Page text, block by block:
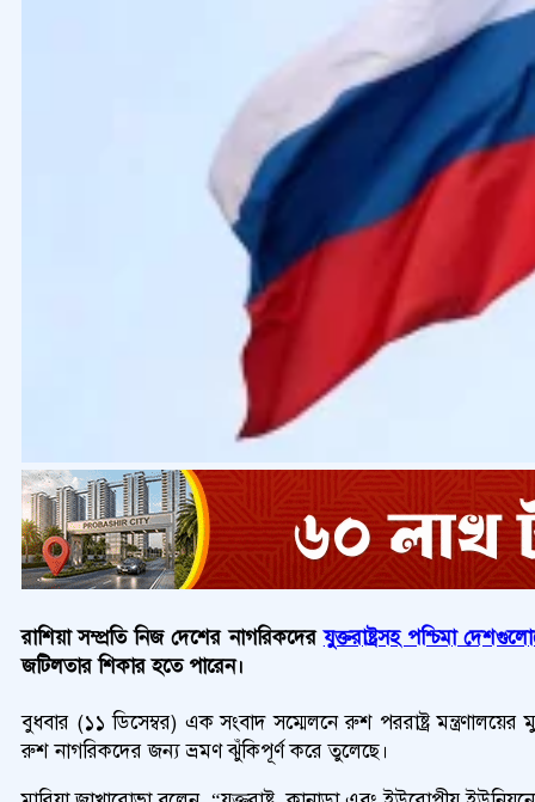
রাশিয়া সম্প্রতি নিজ দেশের নাগরিকদেরযুক্তরাষ্ট্রসহ পশ্চিমা
জটিলতার শিকার হতে পারেন।
বুধবার (১১ ডিসেম্বর) এক সংবাদ সম্মেলনে রুশ পররাষ্ট্র
রুশ নাগরিকদের জন্য ভ্রমণ ঝুঁকিপূর্ণ করে তুলেছে।